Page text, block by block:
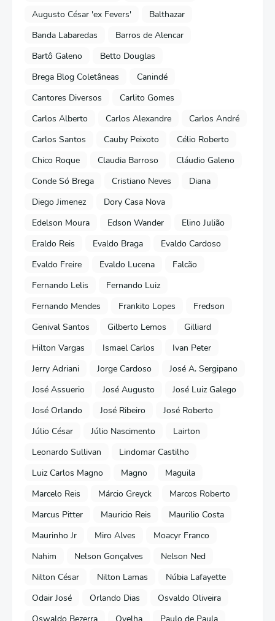
Augusto César 'ex Fevers'
Balthazar
Banda Labaredas
Barros de Alencar
Bartô Galeno
Betto Douglas
Brega Blog Coletâneas
Canindé
Cantores Diversos
Carlito Gomes
Carlos Alberto
Carlos Alexandre
Carlos André
Carlos Santos
Cauby Peixoto
Célio Roberto
Chico Roque
Claudia Barroso
Cláudio Galeno
Conde Só Brega
Cristiano Neves
Diana
Diego Jimenez
Dory Casa Nova
Edelson Moura
Edson Wander
Elino Julião
Eraldo Reis
Evaldo Braga
Evaldo Cardoso
Evaldo Freire
Evaldo Lucena
Falcão
Fernando Lelis
Fernando Luiz
Fernando Mendes
Frankito Lopes
Fredson
Genival Santos
Gilberto Lemos
Gilliard
Hilton Vargas
Ismael Carlos
Ivan Peter
Jerry Adriani
Jorge Cardoso
José A. Sergipano
José Assuerio
José Augusto
José Luiz Galego
José Orlando
José Ribeiro
José Roberto
Júlio César
Júlio Nascimento
Lairton
Leonardo Sullivan
Lindomar Castilho
Luiz Carlos Magno
Magno
Maguila
Marcelo Reis
Márcio Greyck
Marcos Roberto
Marcus Pitter
Mauricio Reis
Maurilio Costa
Maurinho Jr
Miro Alves
Moacyr Franco
Nahim
Nelson Gonçalves
Nelson Ned
Nilton César
Nilton Lamas
Núbia Lafayette
Odair José
Orlando Dias
Osvaldo Oliveira
Oswaldo Bezerra
Ovelha
Paulo de Paula